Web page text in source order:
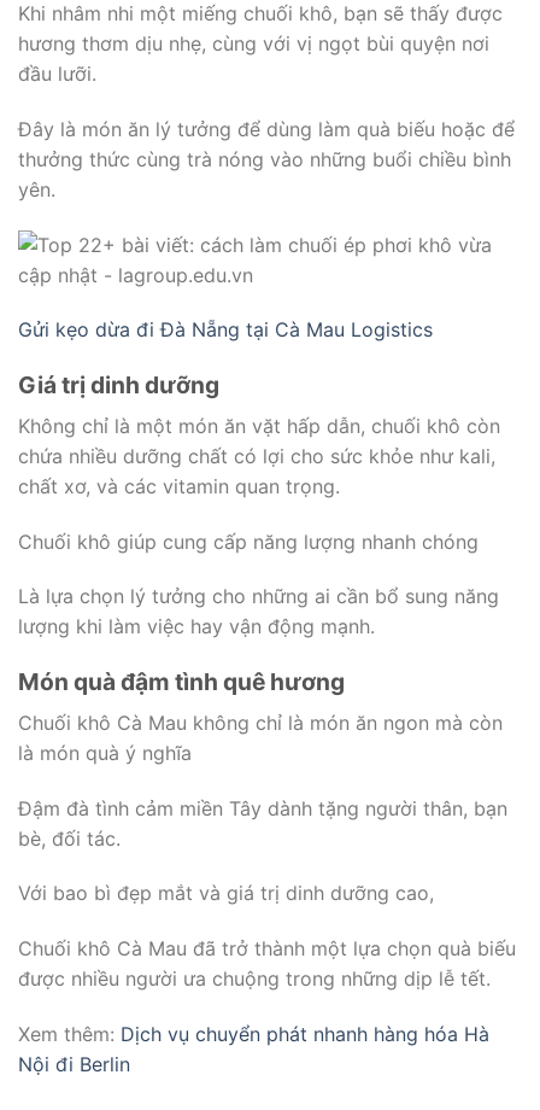
Khi nhâm nhi một miếng chuối khô, bạn sẽ thấy được
hương thơm dịu nhẹ, cùng với vị ngọt bùi quyện nơi
đầu lưỡi.
Đây là món ăn lý tưởng để dùng làm quà biếu hoặc để
thưởng thức cùng trà nóng vào những buổi chiều bình
yên.
Gửi kẹo dừa đi Đà Nẵng tại Cà Mau Logistics
Giá trị dinh dưỡng
Không chỉ là một món ăn vặt hấp dẫn, chuối khô còn
chứa nhiều dưỡng chất có lợi cho sức khỏe như kali,
chất xơ, và các vitamin quan trọng.
Chuối khô giúp cung cấp năng lượng nhanh chóng
Là lựa chọn lý tưởng cho những ai cần bổ sung năng
lượng khi làm việc hay vận động mạnh.
Món quà đậm tình quê hương
Chuối khô Cà Mau không chỉ là món ăn ngon mà còn
là món quà ý nghĩa
Đậm đà tình cảm miền Tây dành tặng người thân, bạn
bè, đối tác.
Với bao bì đẹp mắt và giá trị dinh dưỡng cao,
Chuối khô Cà Mau đã trở thành một lựa chọn quà biếu
được nhiều người ưa chuộng trong những dịp lễ tết.
Xem thêm: Dịch vụ chuyển phát nhanh hàng hóa Hà
Nội đi Berlin